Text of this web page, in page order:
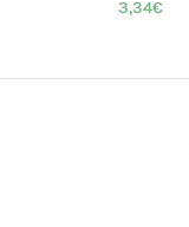
3,34€